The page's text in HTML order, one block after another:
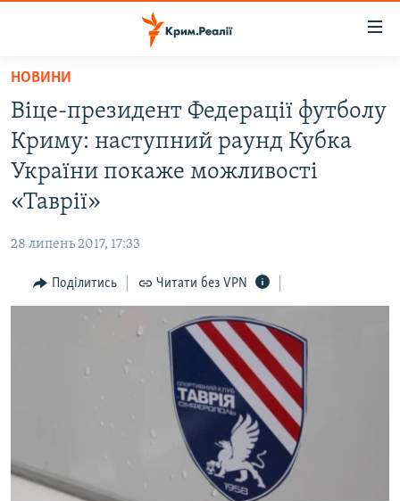
Перейти
основного
матеріалу
Перейти
до
основної
Перейти
пошуку
ВОДА.КРИМ
ВІДЕО ТА ФОТО
ПОЛІТИКА
ІНТЕРВ'Ю
УКРАЇНСЬКА ПРОБЛЕМА КРИМУ
ЯК ОБІЙТИ БЛОКУВАННЯ
Qırımtatar
НОВИНИ
Віце-президент Федерації футболу
Криму: наступний раунд Кубка
України покаже можливості
«Таврії»
28 липень 2017, 17:33
Поділитись Читати без VPN